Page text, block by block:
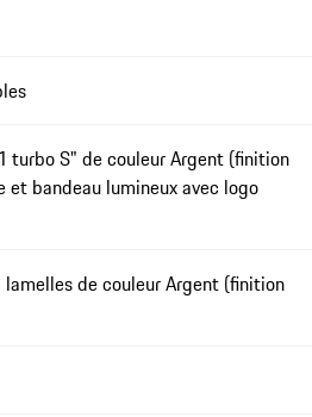
turbo S" de couleur Argent (finition
bandeau lumineux avec logo
lamelles de couleur Argent (finition